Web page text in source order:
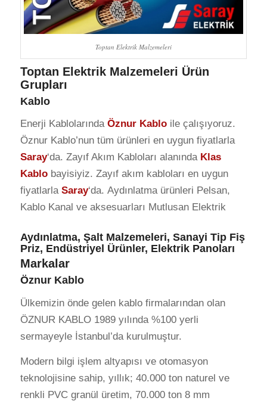
Toptan Elektrik Malzemeleri
Toptan Elektrik Malzemeleri Ürün
Grupları
Kablo
Enerji Kablolarında Öznur Kabloile çalışıyoruz.
Öznur Kablo’nun tüm ürünleri en uygun fiyatlarla
Saray‘da. Zayıf Akım Kabloları alanında Klas
Kablobayisiyiz. Zayıf akım kabloları en uygun
fiyatlarla Saray‘da. Aydınlatma ürünleri Pelsan,
Kablo Kanal ve aksesuarları Mutlusan Elektrik
Aydınlatma, Şalt Malzemeleri, Sanayi Tip Fiş
Priz, Endüstriyel Ürünler, Elektrik Panoları
Markalar
Öznur Kablo
Ülkemizin önde gelen kablo firmalarından olan
ÖZNUR KABLO 1989 yılında %100 yerli
sermayeyle İstanbul’da kurulmuştur.
Modern bilgi işlem altyapısı ve otomasyon
teknolojisine sahip, yıllık; 40.000 ton naturel ve
renkli PVC granül üretim, 70.000 ton 8 mm